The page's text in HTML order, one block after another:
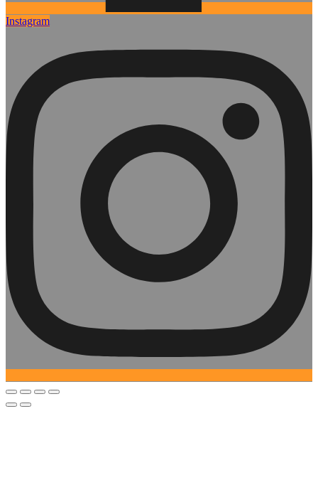
Instagram